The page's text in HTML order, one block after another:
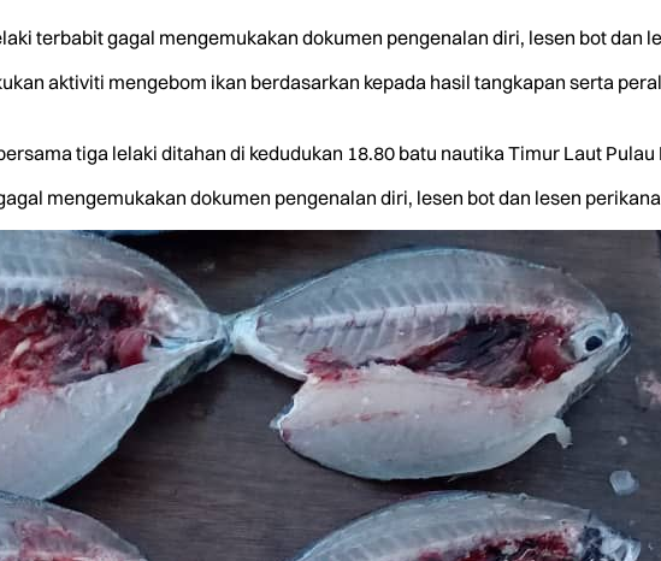
terbabit gagal mengemukakan dokumen pengenalan diri, lesen bot dan
aktiviti mengebom ikan berdasarkan kepada hasil tangkapan serta
tiga lelaki ditahan di kedudukan 18.80 batu nautika Timur Laut
mengemukakan dokumen pengenalan diri, lesen bot dan lesen